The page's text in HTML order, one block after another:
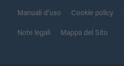
Manuali d’uso Cookie policy
Note legali Mappa del Sito